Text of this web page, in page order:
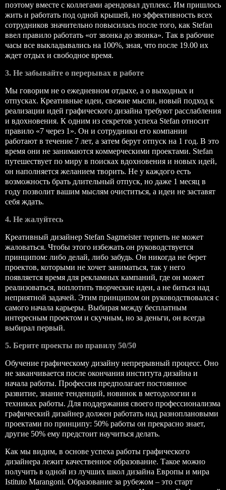
поэтому вместе с коллегами арендовал дуплекс. Им пришлось
жить и работать под одной крышей, но эффективность всех
сотрудников значительно повысилась после того, как Stefan
ввел правило работать «от звонка до звонка». Так в рабочие
часы все выкладывались на 100%, зная, что после 19.00 их
ждет отдых и свободное время.
3. Не забывайте о перерывах в работе
Мы говорим не о ежедневном отдыхе, а о выходных и
отпусках. Креативные идеи, свежие мысли, новый подход к
реализации идей графического дизайна требуют расслабления
и вдохновения. К одним из секретов успеха Stefan относит
правило «7 через 1». Он и сотрудники его компании
работают в течение 7 лет, а затем берут отпуск на 1 год. В это
время они не занимаются коммерческими проектами. Stefan
путешествует по миру в поисках вдохновения и новых идей,
он наполняется желанием творить. Не у каждого есть
возможность брать длительный отпуск, но даже 1 месяц в
году позволит вашим мыслям очиститься, а идеи не заставят
себя ждать.
4. Не жалуйтесь
Креативный дизайнер Stefan Sagmeister терпеть не может
жаловаться. Чтобы этого избежать он руководствуется
принципом: либо делай, либо забудь. Он никогда не берет
проектов, которыми не хочет заниматься, так у него
появляется время для рекламных кампаний, где он может
реализоваться, воплотить творческие идеи, а не биться над
неприятной задачей. Этим принципом он руководствовался с
самого начала карьеры. Выбирая между бесплатным
интересным проектом и скучным, но за деньги, он всегда
выбирал первый.
5. Берите проекты по правилу 50/50
Обучение графическому дизайну непрерывный процесс. Оно
не заканчивается после окончания института дизайна и
начала работы. Профессия предполагает постоянное
развитие, знание тенденций, новинок в методологии и
техниках работы. Для поддержания своего профессионализма
графический дизайнер должен работать над разноплановыми
проектами по принципу: 50% работы он прекрасно знает,
другие 50% ему предстоит научиться делать.
Как мы видим, в основе успеха работы графического
дизайнера лежит качественное образование. Такое можно
получить в одной из лучших школ дизайна Европы и мира
Istituto Marangoni. Образование за рубежом – это старт